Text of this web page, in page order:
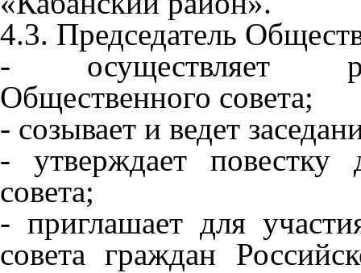
4.3. Председатель
- осуществляет
Общественного совета;
- созывает и ведет
- утверждает повестку
совета;
- приглашает для
совета граждан